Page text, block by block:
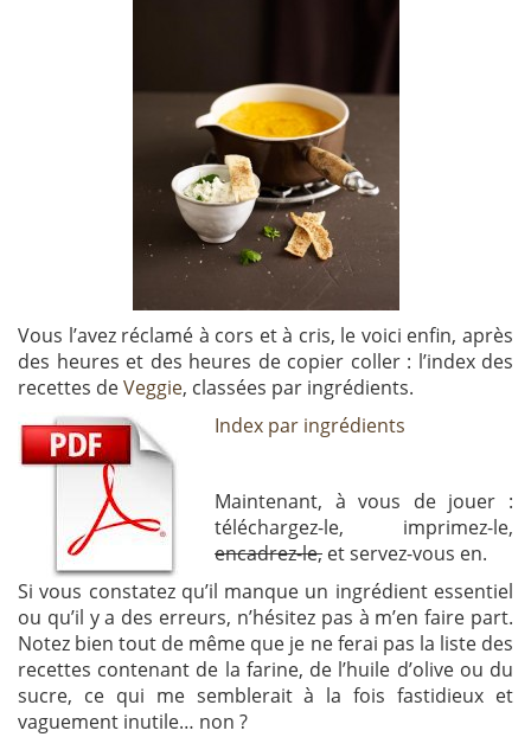
Vous l’avez réclamé à cors et à cris, le voici enfin, après
des heures et des heures de copier coller : l’index des
recettes deVeggie, classées par ingrédients.
Index par ingrédients
Maintenant, à vous de jouer :
téléchargez-le, imprimez-le,
encadrez-le, et servez-vous en.
Si vous constatez qu’il manque un ingrédient essentiel
ou qu’il y a des erreurs, n’hésitez pas à m’en faire part.
Notez bien tout de même que je ne ferai pas la liste des
recettes contenant de la farine, de l’huile d’olive ou du
sucre, ce qui me semblerait à la fois fastidieux et
vaguement inutile… non ?